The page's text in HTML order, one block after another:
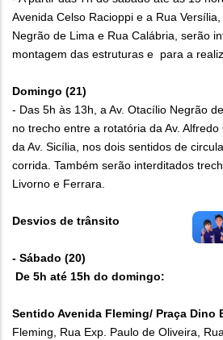
Avenida Celso Racioppi e a Rua
Negrão de Lima e Rua Calábria, serão
montagem das estruturas e para a
Domingo (21)
- Das 5h às 13h, a Av. Otacílio Negrão
no trecho entre a rotatória da Av.
da Av. Sicília, nos dois sentidos de
corrida. Também serão interditados
Livorno e Ferrara.
Desvios de trânsito
- Sábado (20)
De 5h até 15h do domingo:
Sentido Avenida Fleming/ Praça Dino
Fleming, Rua Exp. Paulo de Oliveira,